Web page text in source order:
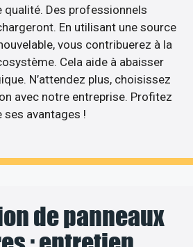
qualité. Des professionnels
En utilisant une source
vous contribuerez à la
Cela aide à abaisser
N’attendez plus, choisissez
avec notre entreprise. Profitez
ses avantages !
de panneaux